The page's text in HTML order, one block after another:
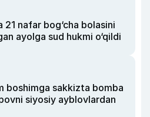
21 nafar bog‘cha bolasini
ayolga sud hukmi o‘qildi
boshimga sakkizta bomba
siyosiy ayblovlardan